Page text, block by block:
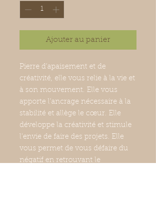
Ajouter au panier
Pierre d’apaisement et de
créativité, elle vous relie à la vie et
à son mouvement. Elle vous
apporte l’ancrage nécessaire à la
stabilité et allège le cœur. Elle
développe la créativité et stimule
l’envie de faire des projets. Elle
vous permet de vous défaire du
négatif en retrouvant le